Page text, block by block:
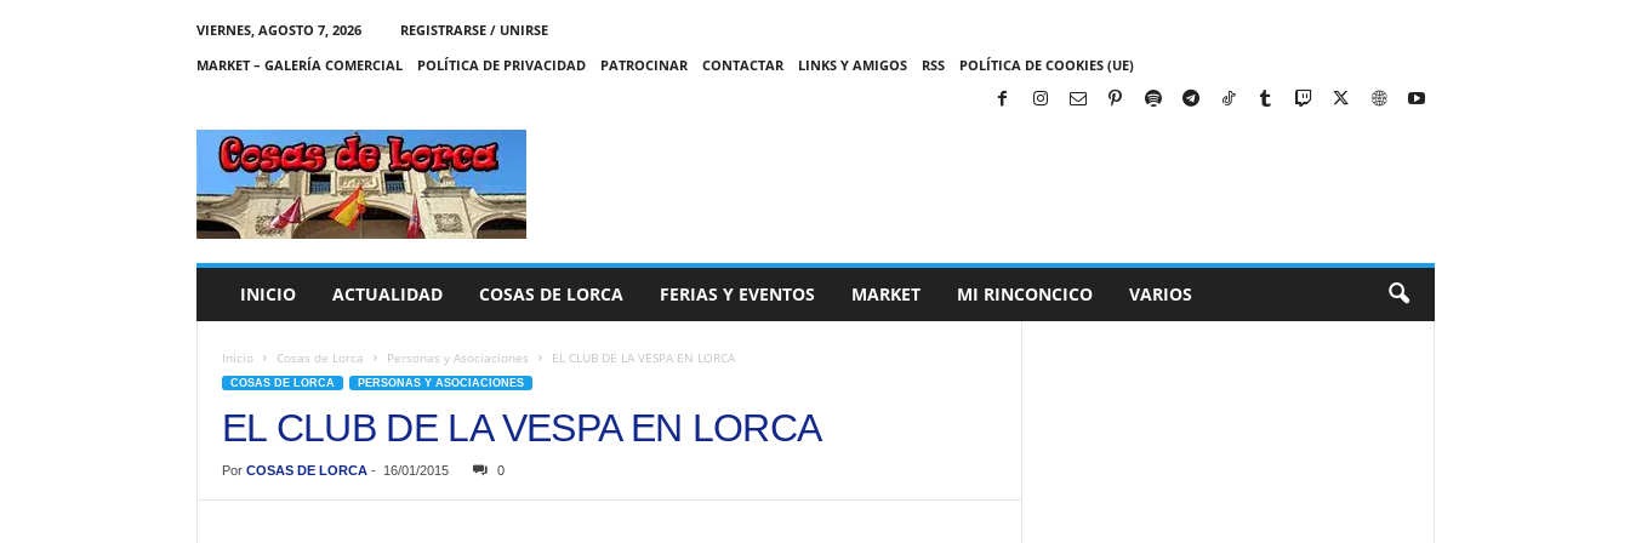
VIERNES, AGOSTO 7, 2026
REGISTRARSE / UNIRSE
MARKET – GALERÍA COMERCIAL
POLÍTICA DE PRIVACIDAD PATROCINAR CONTACTAR LINKS Y AMIGOS RSS POLÍTICA DE COOKIES (UE)
C
A
S
INICIO ACTUALIDAD COSAS DE LORCA FERIAS Y EVENTOS MARKET MI RINCONCICO VARIOS
Inicio Cosas de Lorca Personas y Asociaciones EL CLUB DE LA VESPA EN LORCA
COSAS DE LORCA PERSONAS Y ASOCIACIONES
EL CLUB DE LA VESPA EN LORCA
Por COSAS DE LORCA- 16/01/2015 0